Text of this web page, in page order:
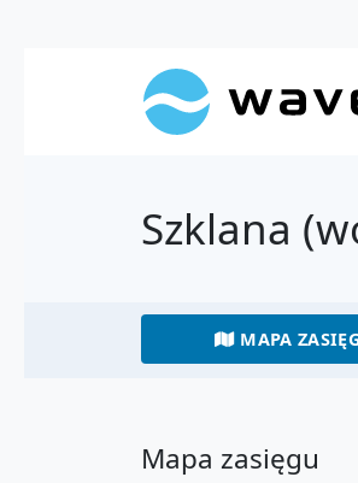
Szklana
MAPA
Mapa zasięgu